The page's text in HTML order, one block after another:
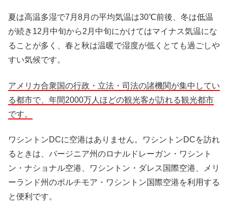
夏は高温多湿で7月8月の平均気温は30℃前後、冬は低温
が続き12月中旬から2月中旬にかけてはマイナス気温にな
ることが多く、春と秋は温暖で湿度が低くとても過ごしや
すい気候です。
アメリカ合衆国の行政・立法・司法の諸機関が集中してい
る都市で、年間2000万人ほどの観光客が訪れる観光都市
です。
ワシントンDCに空港はありません。ワシントンDCを訪れ
るときは、バージニア州のロナルドレーガン・ワシント
ン・ナショナル空港、ワシントン・ダレス国際空港、メリ
ーランド州のボルチモア・ワシントン国際空港を利用する
と便利です。